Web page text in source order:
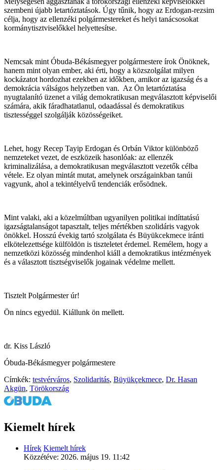
szembeni újabb letartóztatások. Úgy tűnik, hogy az Erdogan-rezsim
célja, hogy az ellenzéki polgármestereket és helyi tanácsosokat
kormánytisztviselőkkel helyettesítse.
Nemcsak mint Óbuda-Békásmegyer polgármestere írok Önöknek,
hanem mint olyan ember, aki érti, hogy a közszolgálat milyen
kockázatot hordozhat ezekben az időkben, amikor az igazság és a
demokrácia válságos helyzetben van. Az Ön letartóztatása
nyugtalanító üzenet a világ demokratikusan megválasztott képviselői
számára, akik fáradhatatlanul, odaadással és demokratikus
tisztességgel szolgálják közösségeiket.
Lehet, hogy Recep Tayip Erdogan és Orbán Viktor különböző
nemzeteket vezet, de eszközeik hasonlóak: az ellenzék
kriminalizálása, a demokratikusan megválasztott vezetők célba
vétele. Ez olyan mintát mutat, amelynek országainkban tanúi
vagyunk, ahol a tekintélyelvű tendenciák erősödnek.
Mint valaki, aki a közelmúltban ugyanilyen politikai indíttatású
igazságtalanságot tapasztalt, teljes mértékben szolidáris vagyok
önökkel. Hosszú évekig tartó szolgálata és Büyükcekmece iránti
elkötelezettsége külföldön is tiszteletet érdemel. Remélem, hogy a
nemzetközi közösség mindenhol kiáll a demokratikus intézmények
és a választott tisztségviselők jogainak védelme mellett.
Tisztelt Polgármester úr!
Ön nincs egyedül. Kiállunk ön mellett.
dr. Kiss László
Óbuda-Békásmegyer polgármestere
Címkék: testvérváros, Szolidaritás, Büyükçekmece, Dr. Hasan
Akgün, Törökország
Kiemelt hírek
Hírek Kiemelt hírek
Közzétéve: 2026. május 19. 11:42